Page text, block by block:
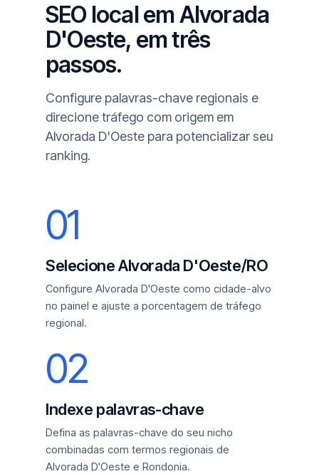
SEO local em Alvorada
D'Oeste, em três
passos.
Configure palavras-chave regionais e
direcione tráfego com origem em
Alvorada D'Oeste para potencializar seu
ranking.
01
Selecione Alvorada D'Oeste/RO
Configure Alvorada D'Oeste como cidade-alvo
no painel e ajuste a porcentagem de tráfego
regional.
02
Indexe palavras-chave
Defina as palavras-chave do seu nicho
combinadas com termos regionais de
Alvorada D'Oeste e Rondonia.